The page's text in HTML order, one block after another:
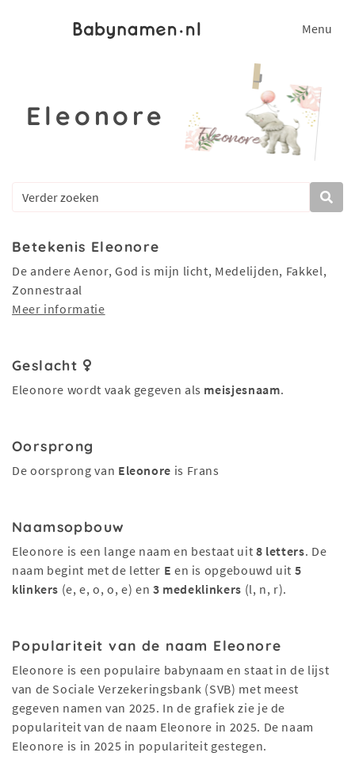
Menu
Eleonore
Betekenis Eleonore
De andere Aenor, God is mijn licht, Medelijden, Fakkel,
Zonnestraal
Meer informatie
Geslacht
Eleonore wordt vaak gegeven als meisjesnaam.
Oorsprong
De oorsprong van Eleonore is Frans
Naamsopbouw
Eleonore is een lange naam en bestaat uit 8 letters. De
naam begint met de letter E en is opgebouwd uit 5
klinkers (e, e, o, o, e) en 3 medeklinkers (l, n, r).
Populariteit van de naam Eleonore
Eleonore is een populaire babynaam en staat in de lijst
van de Sociale Verzekeringsbank (SVB) met meest
gegeven namen van 2025. In de grafiek zie je de
populariteit van de naam Eleonore in 2025. De naam
Eleonore is in 2025 in populariteit gestegen.